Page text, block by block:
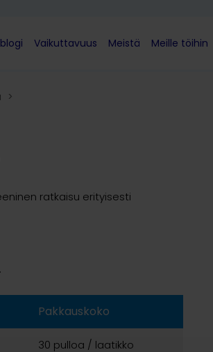
Vaikuttavuus Meistä Meille töihin
>
ratkaisu erityisesti
Pakkauskoko
30 pulloa / laatikko